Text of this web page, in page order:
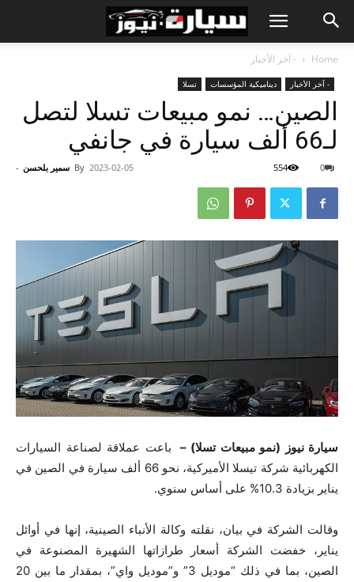
Home - آخر الأخبار
- آخر الأخبار ديناميكية المؤسسات تسلا
الصين… نمو مبيعات تسلا لتصل
لـ66 ألف سيارة في جانفي
By سمير بلحسن - 2023-02-05 0
554
سيارة نيوز (نمو مبيعات تسلا) – باعت عملاقة لصناعة السيارات
الكهربائية شركة تيسلا الأميركية، نحو 66 ألف سيارة في الصين في
يناير بزيادة 10.3% على أساس سنوي.
وقالت الشركة في بيان، نقلته وكالة الأنباء الصينية، إنها في أوائل
يناير، خفضت الشركة أسعار طرازاتها الشهيرة المصنوعة في
الصين، بما في ذلك “موديل 3” و”موديل واي”، بمقدار ما بين 20